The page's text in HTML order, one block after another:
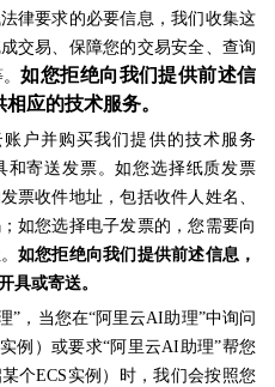
律要求的必要信息，我们收集这
交易、保障您的交易安全、查询
。如您拒绝向我们提供前述信
应的技术服务。
户并购买我们提供的技术服务
和寄送发票。如您选择纸质发票
票收件地址，包括收件人姓名、
如您选择电子发票的，您需要向
如您拒绝向我们提供前述信息，
具或寄送。
”，当您在“阿里云AI助理”中询问
例）或要求“阿里云AI助理”帮您
个ECS实例）时，我们会按照您